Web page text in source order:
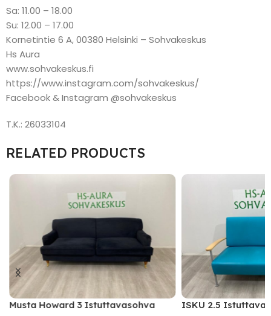
Sa: 11.00 – 18.00
Su: 12.00 – 17.00
Kornetintie 6 A, 00380 Helsinki – Sohvakeskus
Hs Aura
www.sohvakeskus.fi
https://www.instagram.com/sohvakeskus/
Facebook & Instagram @sohvakeskus
T.K.: 26033104
RELATED PRODUCTS
Musta Howard 3 Istuttavasohva ISKU 2.5 Istuttava